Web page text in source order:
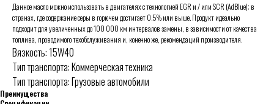
Данное масло можно использовать в двигателях с технологией EGR и / или SCR (AdBlue); в
странах, где содержание серы в горючем достигает 0.5% или выше. Продукт идеально
подходит для увеличенных до 100 000 км интервалов замены, в зависимости от качества
топлива, проводимого техобслуживания и, конечно же, рекомендаций производителя.
Вязкость: 15W40
Тип транспорта: Коммерческая техника
Тип транспорта: Грузовые автомобили
Преимущества